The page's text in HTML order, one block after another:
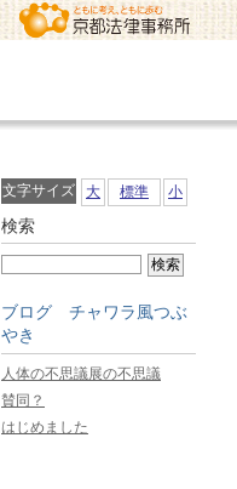
文字サイズ 大 標準 小
検索
ブログ チャワラ風つぶ
やき
人体の不思議展の不思議
賛同？
はじめました